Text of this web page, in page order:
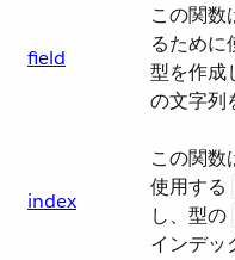
field
この関数
るために
型を作成
の文字列
index
この関数
使用する ​
し、型の ​
インデッ